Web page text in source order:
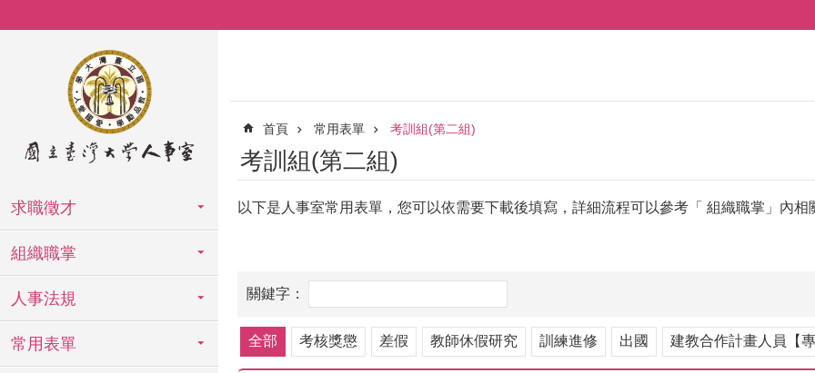
求職徵才
組織職掌
人事法規
常用表單
首頁 常用表單 考訓組(第二組)
考訓組(第二組)
以下是人事室常用表單，您可以依需要下載後填寫，詳細流程可以參考「 組織職掌」內
全部 考核獎懲 差假 教師休假研究 訓練進修 出國 建教合作計畫人員【